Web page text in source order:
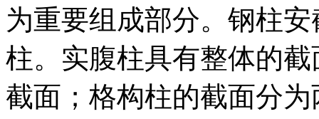
为重要组成部分。钢柱
柱。实腹柱具有整体的
截面；格构柱的截面分